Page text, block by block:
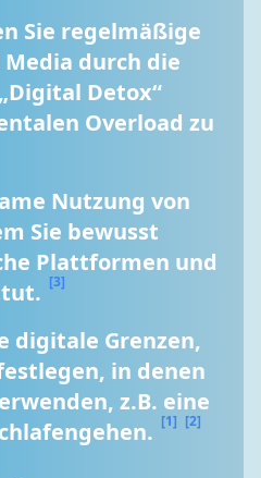
Sie regelmäßige
Media durch die
Detox“
Overload zu
Nutzung von
Sie bewusst
Plattformen und
[3]
digitale Grenzen,
in denen
z.B. eine
[1] [2]